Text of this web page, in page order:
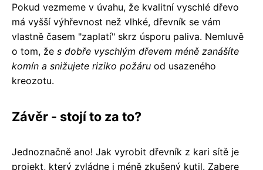
Pokud vezmeme v úvahu, že kvalitní vyschlé dřevo
má vyšší výhřevnost než vlhké, dřevník se vám
vlastně časem "zaplatí" skrz úsporu paliva. Nemluvě
o tom, že s dobře vyschlým dřevem méně zanášíte
komín a snižujete riziko požáru od usazeného
kreozotu.
Závěr - stojí to za to?
Jednoznačně ano! Jak vyrobit dřevník z kari sítě je
projekt, který zvládne i méně zkušený kutil. Zabere